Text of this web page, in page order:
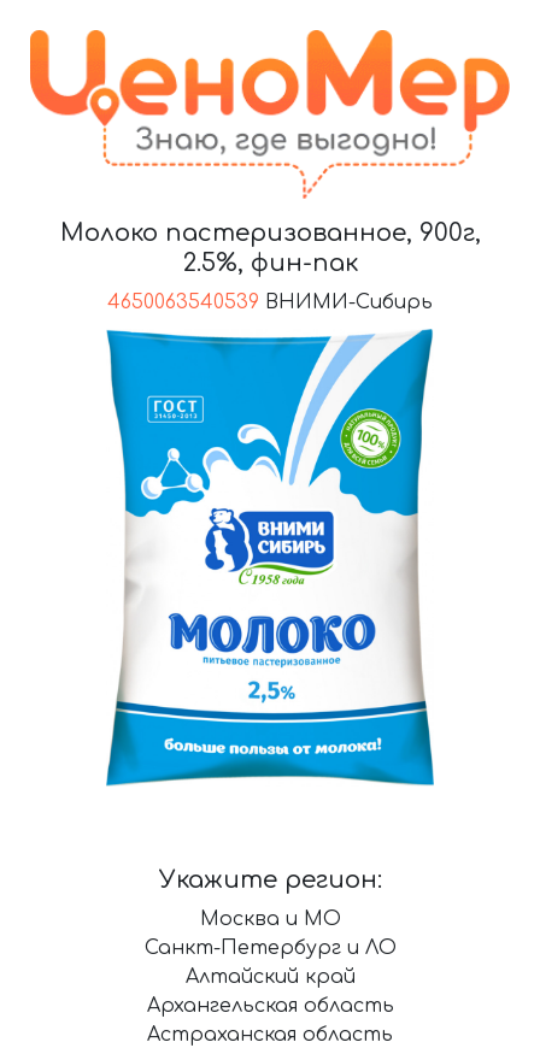
Молоко пастеризованное, 900г,
2.5%, фин-пак
4650063540539 ВНИМИ-Сибирь
Укажите регион:
Москва и МО
Санкт-Петербург и ЛО
Алтайский край
Архангельская область
Астраханская область